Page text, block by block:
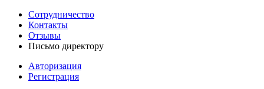
Сотрудничество
Контакты
Отзывы
Письмо директору
Авторизация
Регистрация